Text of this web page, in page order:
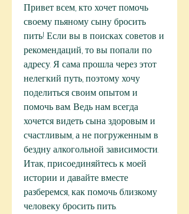
Привет всем, кто хочет помочь
своему пьяному сыну бросить
пить! Если вы в поисках советов и
рекомендаций, то вы попали по
адресу. Я сама прошла через этот
нелегкий путь, поэтому хочу
поделиться своим опытом и
помочь вам. Ведь нам всегда
хочется видеть сына здоровым и
счастливым, а не погруженным в
бездну алкогольной зависимости.
Итак, присоединяйтесь к моей
истории и давайте вместе
разберемся, как помочь близкому
человеку бросить пить.